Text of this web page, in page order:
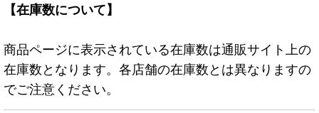
【在庫数について】
商品ページに表示されている在庫数は通販サイト上の
在庫数となります。各店舗の在庫数とは異なりますの
でご注意ください。